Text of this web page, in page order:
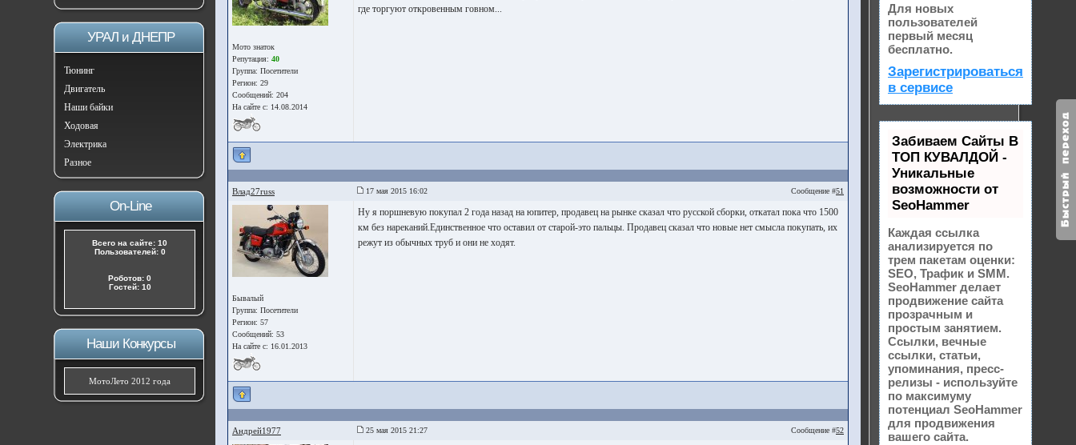
УРАЛ и ДНЕПР
Тюнинг
Двигатель
Наши байки
Ходовая
Электрика
Разное
On-Line
Всего на сайте: 10
Пользователей: 0
Роботов: 0
Гостей: 10
Наши Конкурсы
МотоЛето 2012 года
Мото знаток
Репутация: 40
Группа: Посетители
Регион: 29
Сообщений: 204
На сайте с: 14.08.2014
где торгуют откровенным говном...
Влад27russ 17 мая 2015 16:02 Сообщение #51
Бывалый
Группа: Посетители
Регион: 57
Сообщений: 53
На сайте с: 16.01.2013
Ну я поршневую покупал 2 года назад на юпитер, продавец на рынке сказал что русской сборки, откатал пока что 1500
км без нареканий.Единственное что оставил от старой-это пальцы. Продавец сказал что новые нет смысла покупать, их
режут из обычных труб и они не ходят.
Андрей1977 25 мая 2015 21:27 Сообщение #52
Для новых
пользователей
первый месяц
бесплатно.
Зарегистрироваться
в сервисе
Забиваем Сайты В
ТОП КУВАЛДОЙ -
Уникальные
возможности от
SeoHammer
Каждая ссылка
анализируется по
трем пакетам оценки:
SEO, Трафик и SMM.
SeoHammer делает
продвижение сайта
прозрачным и
простым занятием.
Ссылки, вечные
ссылки, статьи,
упоминания, пресс-
релизы - используйте
по максимуму
потенциал SeoHammer
для продвижения
вашего сайта.